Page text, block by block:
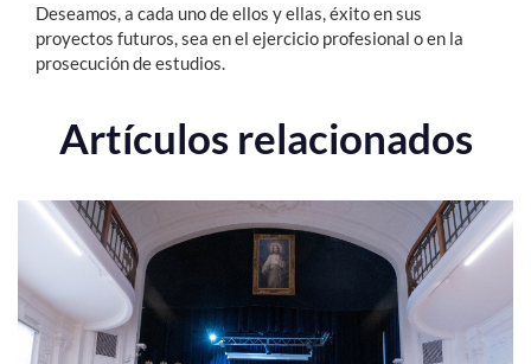
Deseamos, a cada uno de ellos y ellas, éxito en sus
proyectos futuros, sea en el ejercicio profesional o en la
prosecución de estudios.
Artículos relacionados